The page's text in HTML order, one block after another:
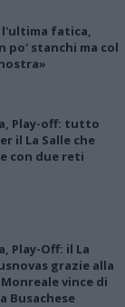
l'ultima fatica,
po' stanchi ma col
Play-off: tutto
il La Salle che
con due reti
Play-Off: il La
grazie alla
vince di
Busachese